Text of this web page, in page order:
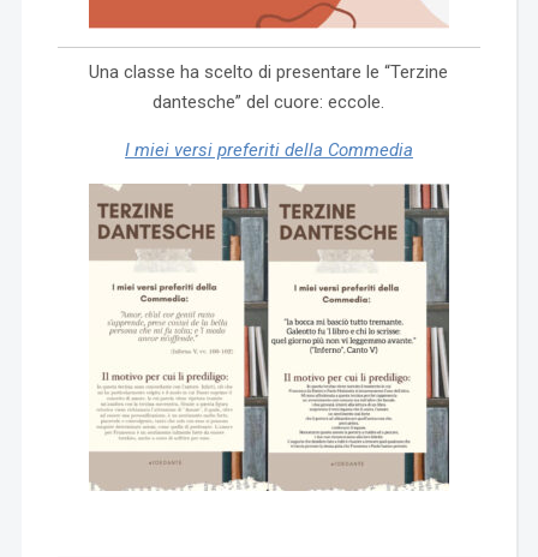
Una classe ha scelto di presentare le “Terzine
dantesche” del cuore: eccole.
I miei versi preferiti della Commedia